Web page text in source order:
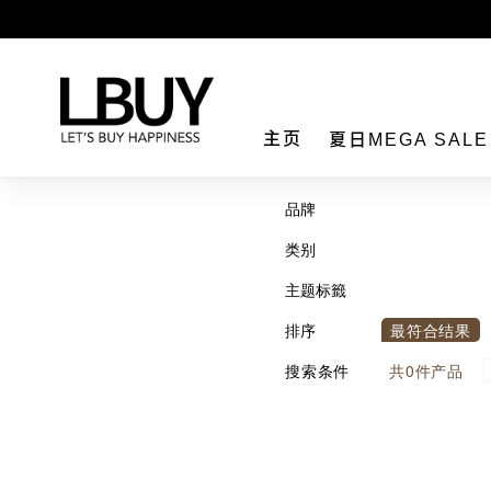
主页 夏日MEGA
品牌
类别
主题标籤
排序
最符合结果
搜索条件
共0件产品